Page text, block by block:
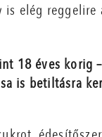
elég reggelire
18 éves korig –
is betiltásra